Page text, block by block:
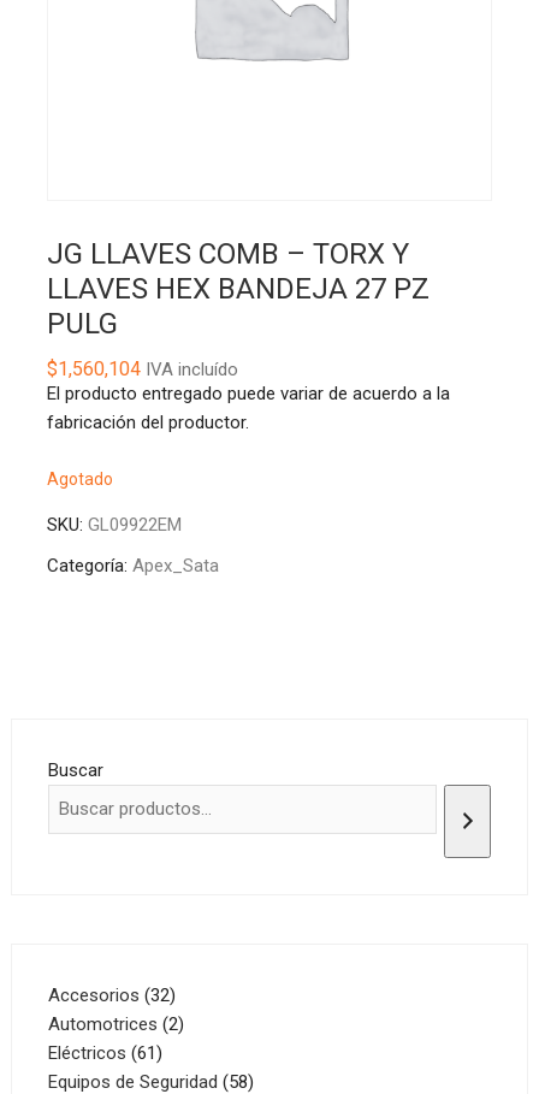
JG LLAVES COMB – TORX Y
LLAVES HEX BANDEJA 27 PZ
PULG
$1,560,104IVA incluído
El producto entregado puede variar de acuerdo a la
fabricación del productor.
Agotado
SKU: GL09922EM
Categoría: Apex_Sata
Buscar
Accesorios 3232
productos
Automotrices 22
Eléctricos 6161
productos
Equipos de Seguridad 5858